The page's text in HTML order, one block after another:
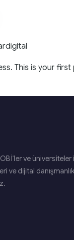
This is your
ve üniversiteler
ve dijital danışmanlık